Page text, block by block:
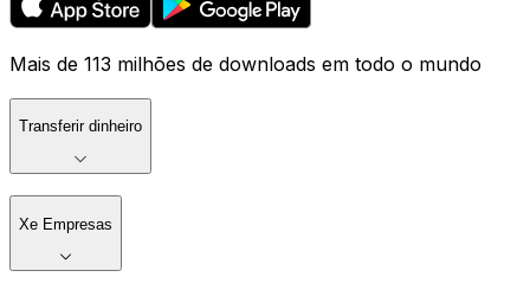
Mais de 113 milhões de downloads em todo o mundo
Transferir dinheiro
Xe Empresas